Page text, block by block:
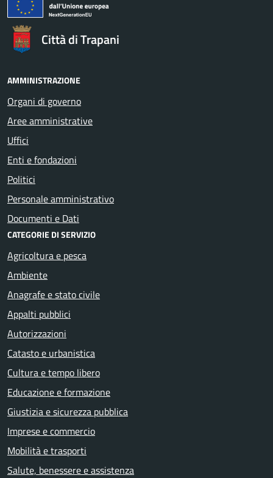
Città di Trapani
AMMINISTRAZIONE
Organi di governo
Aree amministrative
Uffici
Enti e fondazioni
Politici
Personale amministrativo
Documenti e Dati
CATEGORIE DI SERVIZIO
Agricoltura e pesca
Ambiente
Anagrafe e stato civile
Appalti pubblici
Autorizzazioni
Catasto e urbanistica
Cultura e tempo libero
Educazione e formazione
Giustizia e sicurezza pubblica
Imprese e commercio
Mobilità e trasporti
Salute, benessere e assistenza